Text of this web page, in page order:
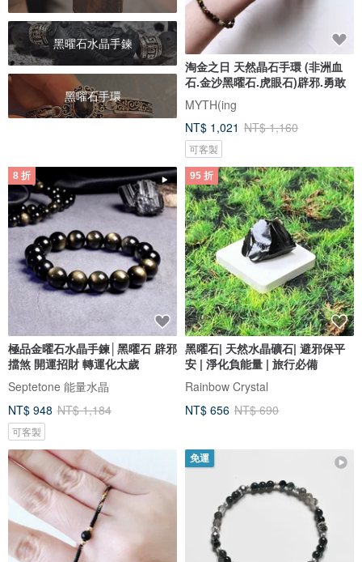
黑曜石水晶手鍊
黑曜石手環
淘金之日 天然晶石手環 (非洲血
石.金沙黑曜石.虎眼石)辟邪.勇敢
MYTH(ing
NT$ 1,021 NT$ 1,160
可客製
8 折
極品金曜石水晶手鍊│黑曜石 辟邪
擋煞 開運招財 轉運化太歲
Septetone 能量水晶
NT$ 948 NT$ 1,184
可客製
95 折
黑曜石| 天然水晶礦石| 避邪保平
安 | 淨化負能量 | 旅行必備
Rainbow Crystal
NT$ 656 NT$ 690
免運